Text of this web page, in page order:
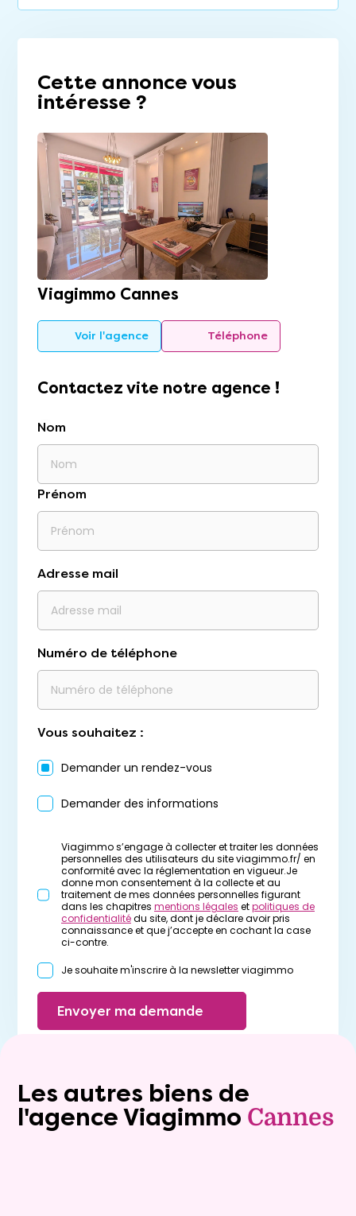
Cette annonce vous
intéresse ?
Viagimmo Cannes
Voir l'agence Téléphone
Contactez vite notre agence !
Nom
Prénom
Adresse mail
Numéro de téléphone
Vous souhaitez :
Demander un rendez-vous
Demander des informations
Viagimmo s’engage à collecter et traiter les données
personnelles des utilisateurs du site viagimmo.fr/ en
conformité avec la réglementation en vigueur.Je
donne mon consentement à la collecte et au
traitement de mes données personnelles figurant
dans les chapitres mentions légales etpolitiques de
confidentialitédu site, dont je déclare avoir pris
connaissance et que j’accepte en cochant la case
ci-contre.
Je souhaite m'inscrire à la newsletter viagimmo
Envoyer ma demande
Les autres biens de
l'agence Viagimmo Cannes